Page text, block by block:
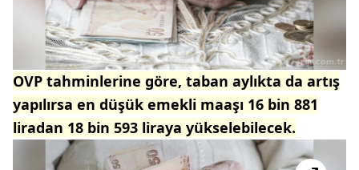
OVP tahminlerine göre, taban aylıkta da artış
yapılırsa en düşük emekli maaşı 16 bin 881
liradan 18 bin 593 liraya yükselebilecek.